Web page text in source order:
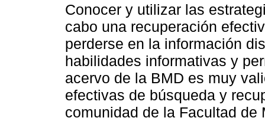
Conocer y utilizar las
cabo una recuperación
perderse en la información
habilidades informativas y
acervo de la BMD es muy
efectivas de búsqueda y
comunidad de la Facultad de